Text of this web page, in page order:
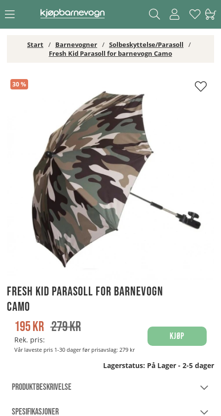
Start Barnevogner
Solbeskyttelse/Parasoll
Fresh Kid Parasoll for barnevogn Camo
30
Fresh Kid Parasoll for barnevogn Camo
Fresh Kid Parasoll for barnevogn
Camo
279kr
195kr
Rek. pris:
Vår laveste pris 1-30 dager før prisavslag: 279 kr
Kjøp
Lagerstatus: På Lager - 2-5 dager
PRODUKTBESKRIVELSE
SPESIFIKASJONER